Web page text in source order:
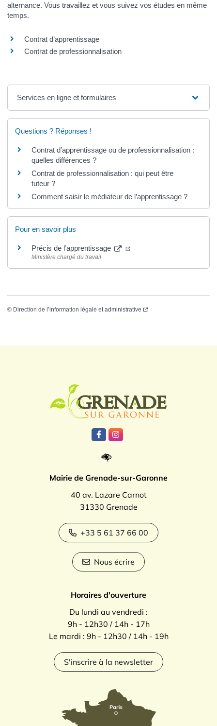
alternance. Vous travaillez et vous suivez vos études en même
temps.
Contrat d’apprentissage
Contrat de professionnalisation
Services en ligne et formulaires
Questions ? Réponses !
Contrat d’apprentissage ou de professionnalisation :
quelles différences ?
Contrat de professionnalisation : qui peut être
tuteur ?
Comment saisir le médiateur de l’apprentissage ?
Pour en savoir plus
Précis de l’apprentissage
Ministère chargé du travail
© Direction de l’information légale et administrative
Lien vers le compte Facebook
Lien vers le compte
Mairie de Grenade-sur-Garonne
40 av. Lazare Carnot
31330 Grenade
+33 5 61 37 66 00
Nous écrire
Horaires d'ouverture
Du lundi au vendredi :
9h - 12h30 / 14h - 17h
Le mardi : 9h - 12h30 / 14h - 19h
S'inscrire à la newsletter